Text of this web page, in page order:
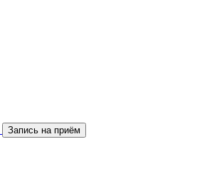
Запись на приём